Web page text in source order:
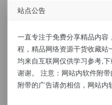
本站提供的资源，都
和研究目的。不得将
法用途，否则，一切后
保证内容的长久可用
之而来的风险与本站
站点公告
一直专注于免费分享精品内
程，精品网络资源干货收藏
均来自互联网仅供学习参考,
谢谢。 注意：网站内软件附
附带的广告请勿相信，网站内